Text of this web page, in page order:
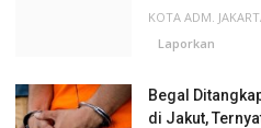
KOTA ADM.
Laporkan
Begal
di Jakut,